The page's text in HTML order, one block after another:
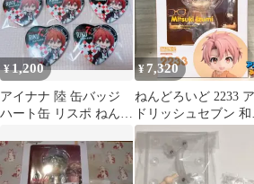
¥1,200
アイナナ 陸 缶バッジ
ハート缶 リスポ ねんど
¥ 7,320
ねんどろいど 2233 アイ
ドリッシュセブン 和泉
三月 アイナナ フィギュ
ア